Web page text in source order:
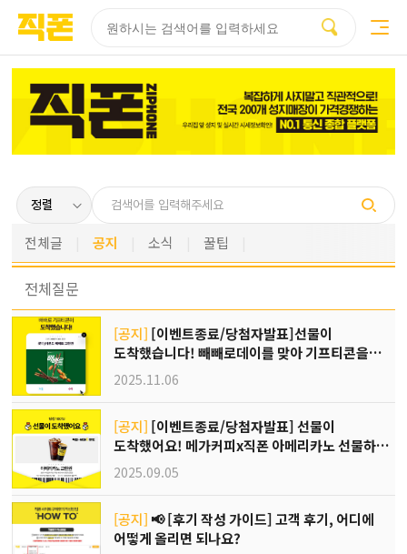
전체글 공지 소식 꿀팁
전체질문
[공지] [이벤트종료/당첨자발표]선물이
도착했습니다! 빼빼로데이를 맞아 기프티콘을
전해드려요🍫
2025.11.06
[공지] [이벤트종료/당첨자발표] 선물이
도착했어요! 메가커피x직폰 아메리카노 선물하기
이벤트🎁
2025.09.05
[공지] 📢 [후기 작성 가이드] 고객 후기, 어디에
어떻게 올리면 되나요?
페이지
페이지
페이지
페이지